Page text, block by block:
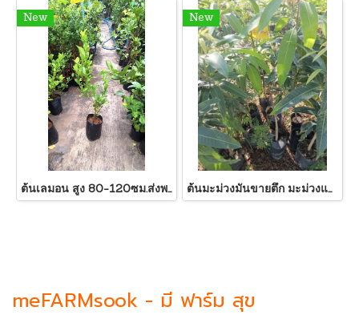
New
ต้นเลมอน สูง 80-120ซม.ส่งพร้อมถุงขนาด 6 นิ้ว พร้อมปลูกลงดิน
New
ต้นมะม่วงมันขายตึก มะม่วงแขกขายตึก 80-120ซม.ส่งพร้อมถุงขนาด 6 นิ้ว พร้อมปลูกลงดิน
meFARMsook - มี ฟาร์ม สุข